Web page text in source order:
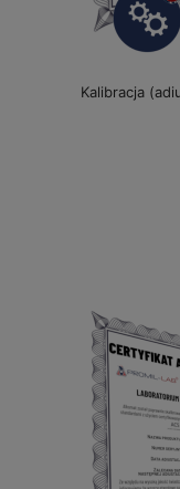
Kalibracja